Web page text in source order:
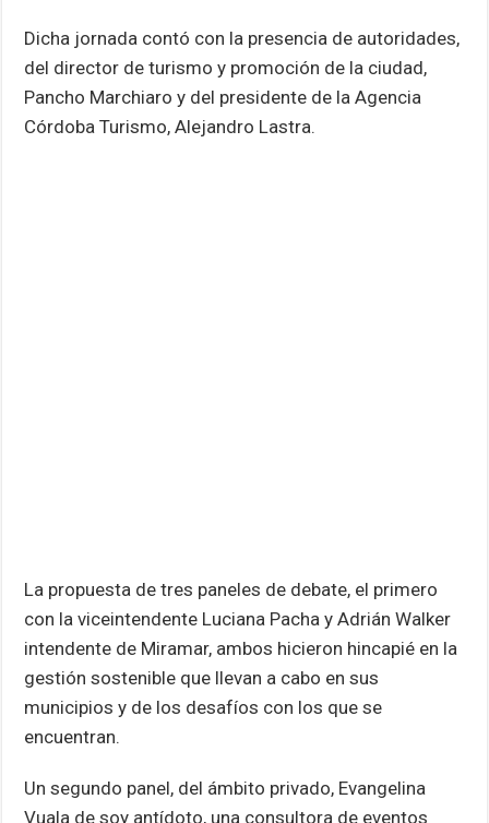
Dicha jornada contó con la presencia de autoridades,
del director de turismo y promoción de la ciudad,
Pancho Marchiaro y del presidente de la Agencia
Córdoba Turismo, Alejandro Lastra.
La propuesta de tres paneles de debate, el primero
con la viceintendente Luciana Pacha y Adrián Walker
intendente de Miramar, ambos hicieron hincapié en la
gestión sostenible que llevan a cabo en sus
municipios y de los desafíos con los que se
encuentran.
Un segundo panel, del ámbito privado, Evangelina
Vuala de soy antídoto, una consultora de eventos